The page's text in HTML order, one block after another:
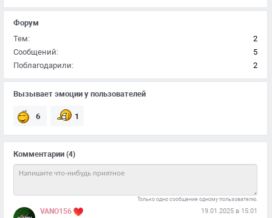
Комментарии (4)
Только одно сообщение одному пользователю.
VANO156 19.01.2025 в 15:01
Форум
Тем:
2
Сообщений:
5
Поблагодарили:
2
Вызывает эмоции у пользователей
6 1